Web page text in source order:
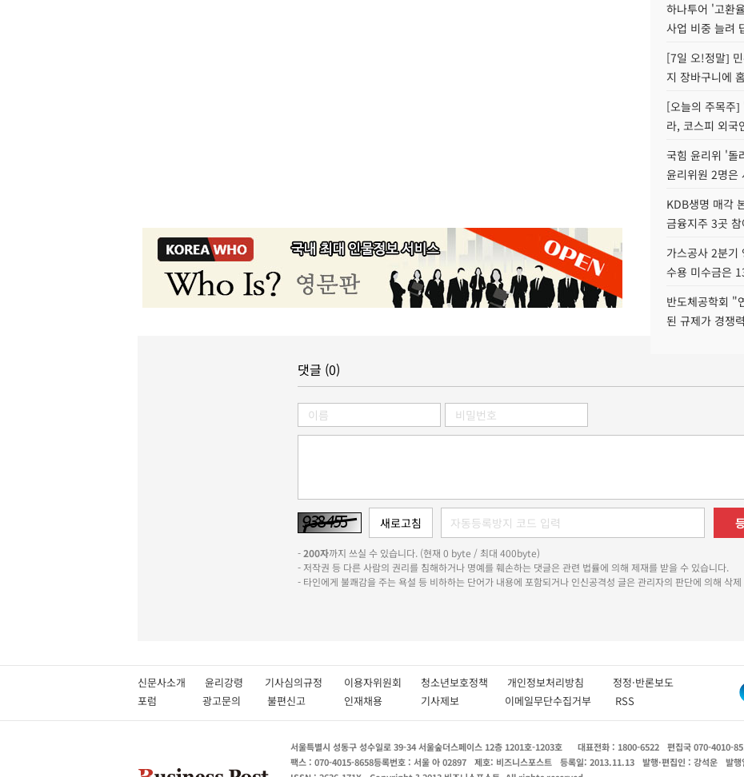
하나투어 '고환
사업 비중 늘려
[7일 오!정말]
지 장바구니에
[오늘의 주목주
라, 코스피 외국
국힘 윤리위 '돌
윤리위원 2명은
KDB생명 매각
금융지주 3곳 참
가스공사 2분
수용 미수금은
반도체공학회 "
된 규제가 경쟁
댓글 (0)
-200자까지 쓰실 수 있습니다. (현재 0 byte / 최대 400byte)
- 저작권 등 다른 사람의 권리를 침해하거나 명예를 훼손하는 댓글은 관련 법률에 의해 제재를 받을 수 있습니다.
- 타인에게 불쾌감을 주는 욕설 등 비하하는 단어가 내용에 포함되거나 인신공격성 글은 관리자의 판단에 의해 삭제
신문사소개 윤리강령 기사심의규정 이용자위원회 청소년보호정책 개인정보처리방침 정정·반론보도
포럼
광고문의 불편신고 인재채용 기사제보 이메일무단수집거부 RSS
서울특별시 성동구 성수일로 39-34 서울숲더스페이스 12층 1201호-1203호 대표전화 : 1800-6522 편집국 070-4010-
팩스 : 070-4015-8658등록번호 : 서울 아 02897 제호: 비즈니스포스트 등록일: 2013.11.13 발행·편집인 : 강석운 발